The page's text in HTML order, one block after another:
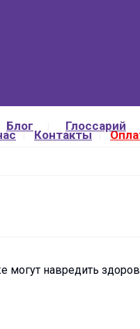
Контакты
Блог Глоссарий
могут навредить